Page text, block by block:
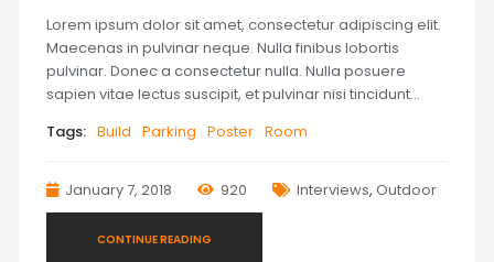
Lorem ipsum dolor sit amet, consectetur adipiscing elit.
Maecenas in pulvinar neque. Nulla finibus lobortis
pulvinar. Donec a consectetur nulla. Nulla posuere
sapien vitae lectus suscipit, et pulvinar nisi tincidunt…
Tags: Build Parking Poster Room
January 7, 2018 920 Interviews, Outdoor
CONTINUE READING